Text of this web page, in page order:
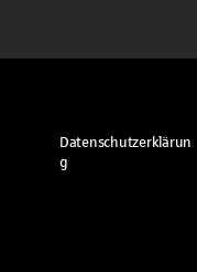
Datenschutzerklärun
g